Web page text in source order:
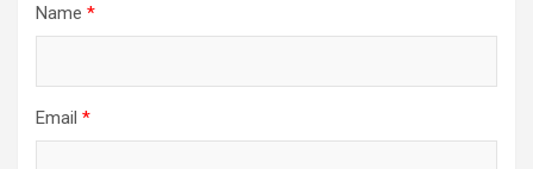
Name *
Email *